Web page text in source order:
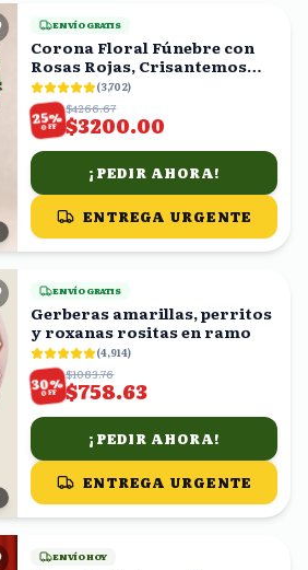
ENVÍO GRATIS
Corona Floral Fúnebre con
Rosas Rojas, Crisantemos
Blancos y Amarillos
(3,702)
25%
OFF
$4266.67
$3200.00
¡PEDIR AHORA!
ENTREGA URGENTE
ENVÍO GRATIS
Gerberas amarillas, perritos
y roxanas rositas en ramo
(4,914)
30%
OFF
$1083.76
$758.63
¡PEDIR AHORA!
ENTREGA URGENTE
ENVÍO HOY